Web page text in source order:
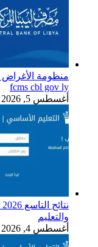
fcms cbl gov ly
أغسطس 5, 2026
والتعليم
أغسطس 4, 2026